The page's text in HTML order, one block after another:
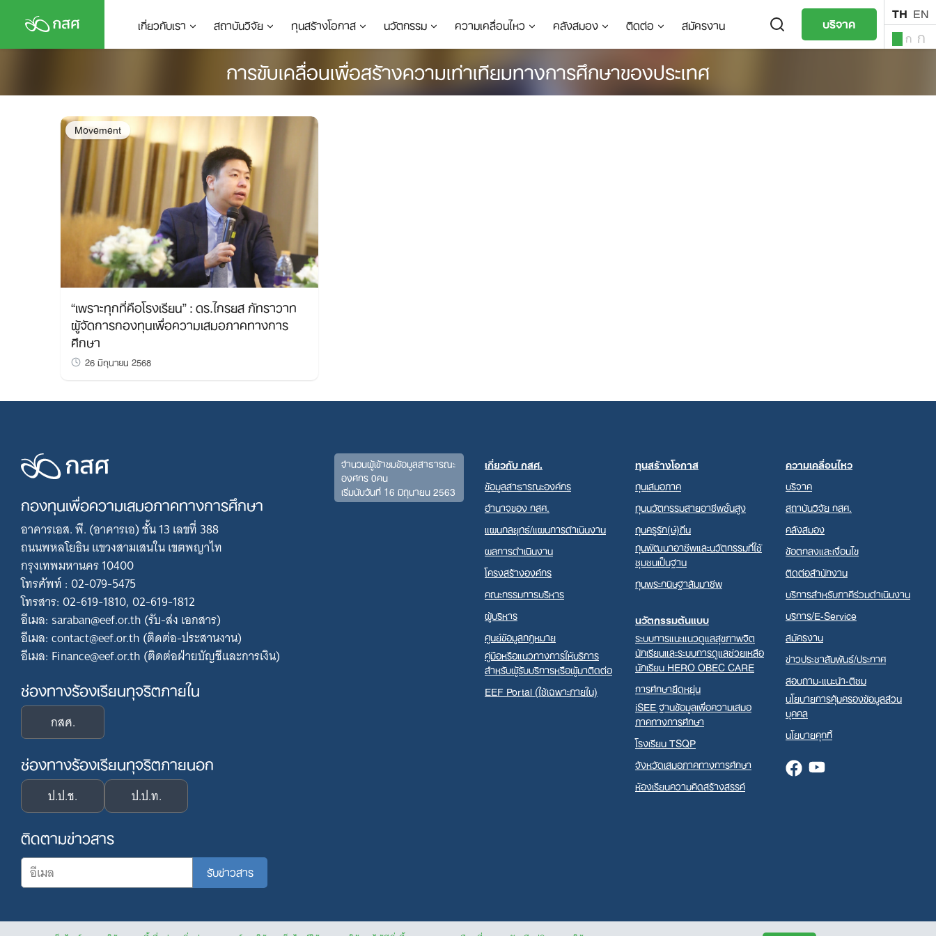
content
เกี่ยวกับเรา สถาบันวิจัย ทุนสร้างโอกาส นวัตกรรม ความเคลื่อนไหว คลังสมอง ติดต่อ สมัครงาน บริจาค TH EN
ก ก
Search
การขับเคลื่อนเพื่อสร้างความเท่าเทียมทางการศึกษาของประเทศ
Movement
“เพราะทุกที่คือโรงเรียน” : ดร.ไกรยส ภัทราวาท
ผู้จัดการกองทุนเพื่อความเสมอภาคทางการ
ศึกษา
26 มิถุนายน 2568
กองทุนเพื่อความเสมอภาคทางการศึกษา
อาคารเอส. พี. (อาคารเอ) ชั้น 13 เลขที่ 388
ถนนพหลโยธิน แขวงสามเสนใน เขตพญาไท
กรุงเทพมหานคร 10400
โทรศัพท์ : 02-079-5475
โทรสาร: 02-619-1810, 02-619-1812
อีเมล: saraban@eef.or.th (รับ-ส่ง เอกสาร)
อีเมล: contact@eef.or.th (ติดต่อ-ประสานงาน)
อีเมล: Finance@eef.or.th (ติดต่อฝ่ายบัญชีและการเงิน)
ช่องทางร้องเรียนทุจริตภายใน
กสศ.
ช่องทางร้องเรียนทุจริตภายนอก
ป.ป.ช. ป.ป.ท.
ติดตามข่าวสาร
จำนวนผู้เข้าชมข้อมูลสาธารณะ
องค์กร 0คน
เริ่มนับวันที่ 16 มิถุนายน 2563
เกี่ยวกับ กสศ.
ข้อมูลสาธารณะองค์กร
อำนาจของ กสศ.
แผนกลยุทธ์/แผนการดำเนินงาน
ผลการดำเนินงาน
โครงสร้างองค์กร
คณะกรรมการบริหาร
ผู้บริหาร
ศูนย์ข้อมูลกฎหมาย
คู่มือหรือแนวทางการให้บริการ
สำหรับผู้รับบริการหรือผู้มาติดต่อ
EEF Portal (ใช้เฉพาะภายใน)
ทุนสร้างโอกาส
ทุนเสมอภาค
ทุนนวัตกรรมสายอาชีพชั้นสูง
ทุนครูรัก(ษ์)ถิ่น
ทุนพัฒนาอาชีพและนวัตกรรมที่ใช้
ชุมชนเป็นฐาน
ทุนพระกนิษฐาสัมมาชีพ
นวัตกรรมต้นแบบ
ระบบการแนะแนวดูแลสุขภาพจิต
นักเรียนและระบบการดูแลช่วยเหลือ
นักเรียน HERO OBEC CARE
การศึกษายืดหยุ่น
iSEE ฐานข้อมูลเพื่อความเสมอ
ภาคทางการศึกษา
โรงเรียน TSQP
จังหวัดเสมอภาคทางการศึกษา
ห้องเรียนความคิดสร้างสรรค์
ความเคลื่อนไหว
บริจาค
สถาบันวิจัย กสศ.
คลังสมอง
ข้อตกลงและเงื่อนไข
ติดต่อสำนักงาน
บริการสำหรับภาคีร่วมดำเนินงาน
บริการ/E-Service
สมัครงาน
ข่าวประชาสัมพันธ์/ประกาศ
สอบถาม-แนะนำ-ติชม
นโยบายการคุ้มครองข้อมูลส่วน
บุคคล
นโยบายคุกกี้
FacebookYoutube